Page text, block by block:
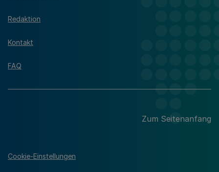
Redaktion
Kontakt
FAQ
Zum Seitenanfang
Cookie-Einstellungen